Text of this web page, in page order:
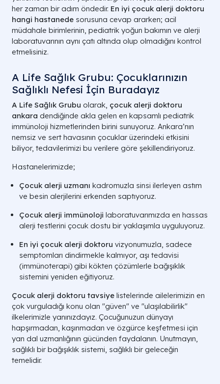
her zaman bir adım öndedir. En iyi çocuk alerji doktoru
hangi hastanede sorusuna cevap ararken; acil
müdahale birimlerinin, pediatrik yoğun bakımın ve alerji
laboratuvarının aynı çatı altında olup olmadığını kontrol
etmelisiniz.
A Life Sağlık Grubu: Çocuklarınızın
Sağlıklı Nefesi İçin Buradayız
A Life Sağlık Grubu olarak, çocuk alerji doktoru
ankara dendiğinde akla gelen en kapsamlı pediatrik
immünoloji hizmetlerinden birini sunuyoruz. Ankara’nın
nemsiz ve sert havasının çocuklar üzerindeki etkisini
biliyor, tedavilerimizi bu verilere göre şekillendiriyoruz.
Hastanelerimizde;
Çocuk alerji uzmanı kadromuzla sinsi ilerleyen astım
ve besin alerjilerini erkenden saptıyoruz.
Çocuk alerji immünoloji laboratuvarımızda en hassas
alerji testlerini çocuk dostu bir yaklaşımla uyguluyoruz.
En iyi çocuk alerji doktoru vizyonumuzla, sadece
semptomları dindirmekle kalmıyor, aşı tedavisi
(immünoterapi) gibi kökten çözümlerle bağışıklık
sistemini yeniden eğitiyoruz.
Çocuk alerji doktoru tavsiye listelerinde ailelerimizin en
çok vurguladığı konu olan "güven" ve "ulaşılabilirlik"
ilkelerimizle yanınızdayız. Çocuğunuzun dünyayı
hapşırmadan, kaşınmadan ve özgürce keşfetmesi için
yan dal uzmanlığının gücünden faydalanın. Unutmayın,
sağlıklı bir bağışıklık sistemi, sağlıklı bir geleceğin
temelidir.